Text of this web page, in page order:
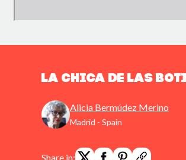
La chica de las
Alicia Bermúdez Merino
Madrid - Spain
Share in: